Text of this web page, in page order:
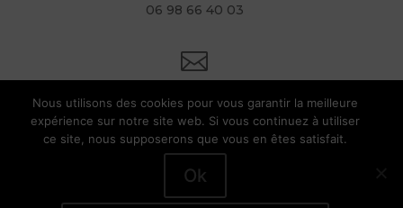
06 98 66 40 03

Mail
contact@heleneripoll.com
Hélène Ripoll |Conditions Générales de Vente|Mentions
Nous utilisons des cookies pour vous garantir la meilleure
expérience sur notre site web. Si vous continuez à utiliser
ce site, nous supposerons que vous en êtes satisfait.
Ok